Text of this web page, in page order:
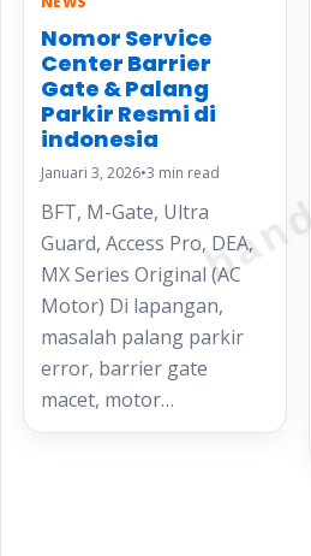
Nomor Service
Center Barrier
Gate & Palang
Parkir Resmi di
indonesia
Januari 3, 2026•3 min read
BFT, M-Gate, Ultra
Guard, Access Pro, DEA,
MX Series Original (AC
Motor) Di lapangan,
masalah palang parkir
error, barrier gate
macet, motor…